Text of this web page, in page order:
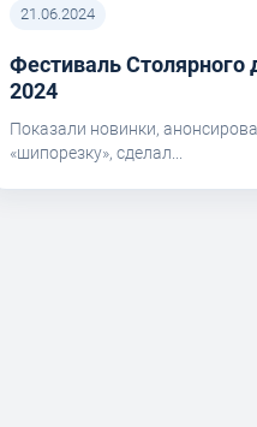
21.06.2024
Фестиваль Столярного
2024
Показали новинки,
«шипорезку», сделал...